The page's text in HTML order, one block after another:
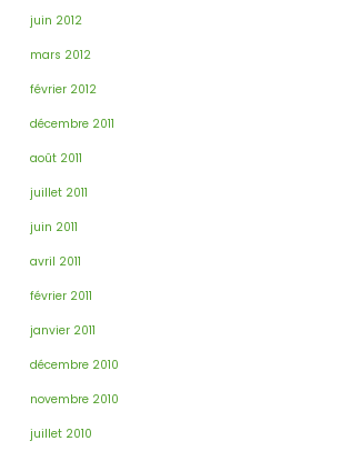
juin 2012
mars 2012
février 2012
décembre 2011
août 2011
juillet 2011
juin 2011
avril 2011
février 2011
janvier 2011
décembre 2010
novembre 2010
juillet 2010